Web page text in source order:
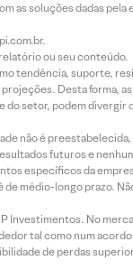
as soluções dadas pela
ou seu conteúdo.
tendência, suporte,
Desta forma,
setor, podem divergir
não é
futuros e
específicos da
médio-longo prazo.
Investimentos. No
tal como num
de perdas